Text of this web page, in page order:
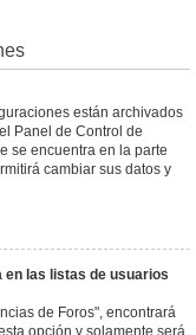
están archivados
Panel de Control de
se encuentra en la parte
cambiar sus datos y
en las listas de usuarios
de Foros", encontrará
opción y solamente será